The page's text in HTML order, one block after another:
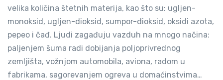
velika količina štetnih materija, kao što su: ugljen-
monoksid, ugljen-dioksid, sumpor-dioksid, oksidi azota,
pepeo i čađ. Ljudi zagađuju vazduh na mnogo načina:
paljenjem šuma radi dobijanja poljoprivrednog
zemljišta, vožnjom automobila, aviona, radom u
fabrikama, sagorevanjem ogreva u domaćinstvima…